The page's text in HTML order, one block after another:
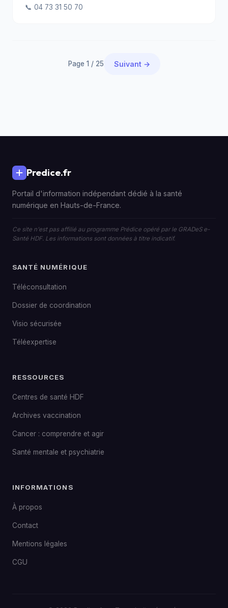
📞 04 73 31 50 70
Page 1 / 25 Suivant →
Predice.fr
Portail d'information indépendant dédié à la santé
numérique en Hauts-de-France.
Ce site n'est pas affilié au programme Prédice opéré par le GRADeS e-
Santé HDF. Les informations sont données à titre indicatif.
SANTÉ NUMÉRIQUE
Téléconsultation
Dossier de coordination
Visio sécurisée
Téléexpertise
RESSOURCES
Centres de santé HDF
Archives vaccination
Cancer : comprendre et agir
Santé mentale et psychiatrie
INFORMATIONS
À propos
Contact
Mentions légales
CGU